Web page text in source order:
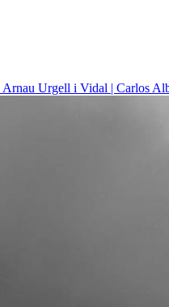
Arnau Urgell i Vidal | Carlos